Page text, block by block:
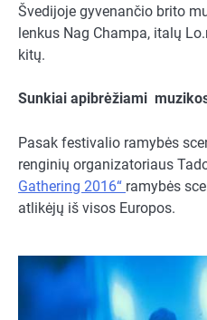
Švedijoje gyvenančio brito
lenkus Nag Champa, italų
kitų.
Sunkiai apibrėžiami
Pasak festivalio ramybės
renginių organizatoriaus
Gathering 2016“ ramybės
atlikėjų iš visos Europos.